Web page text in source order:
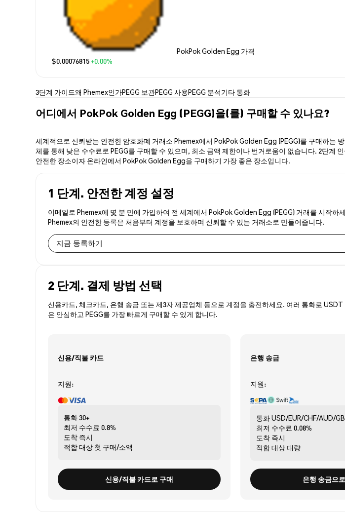
PokPok Golden Egg 가격
$0.00076815+0.00%
3단계 가이드왜 Phemex인가PEGG 보관PEGG 사용PEGG 분석기타 통화
어디에서 PokPok Golden Egg (PEGG)을(를) 구매할 수 있나요?
세계적으로 신뢰받는 안전한 암호화폐 거래소 Phemex에서 PokPok Golden Egg (PEGG)를 구매하는
체를 통해 낮은 수수료로 PEGG를 구매할 수 있으며, 최소 금액 제한이나 번거로움이 없습니다. 2단계
안전한 장소이자 온라인에서 PokPok Golden Egg을 구매하기 가장 좋은 장소입니다.
1 단계. 안전한 계정 설정
이메일로 Phemex에 몇 분 만에 가입하여 전 세계에서 PokPok Golden Egg (PEGG) 거래를 시작
Phemex의 안전한 등록은 처음부터 계정을 보호하며 신뢰할 수 있는 거래소로 만들어줍니다.
지금 등록하기
2 단계. 결제 방법 선택
신용카드, 체크카드, 은행 송금 또는 제3자 제공업체 등으로 계정을 충전하세요. 여러 통화로
은 안심하고 PEGG를 가장 빠르게 구매할 수 있게 합니다.
신용/직불 카드
지원:
통화30+
최저 수수료 0.8%
도착 즉시
적합 대상 첫 구매/소액
신용/직불 카드로 구매
은행 송금
지원:
통화USD/EUR/CHF/AUD/
최저 수수료 0.08%
도착 즉시
적합 대상대량
은행 송금으